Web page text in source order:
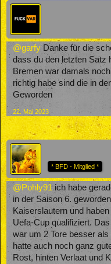
@garfy Danke für die
dass du den letzten Satz
Bremen war damals
richtig habe sind die in
Geworden
22. Mai 2023
* BFD - Mitglied *
@Pohly91ich habe
in der Saison 6.
Kaiserslautern und
Uefa-Cup qualifiziert.
war um 2 Tore besser
hatte auch noch ganz
Rost, hinten Verlaat und